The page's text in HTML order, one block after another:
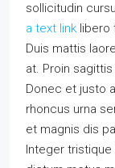
sollicitudin
a text link libero
Duis mattis
at. Proin
Donec et justo
rhoncus urna
et magnis dis
Integer